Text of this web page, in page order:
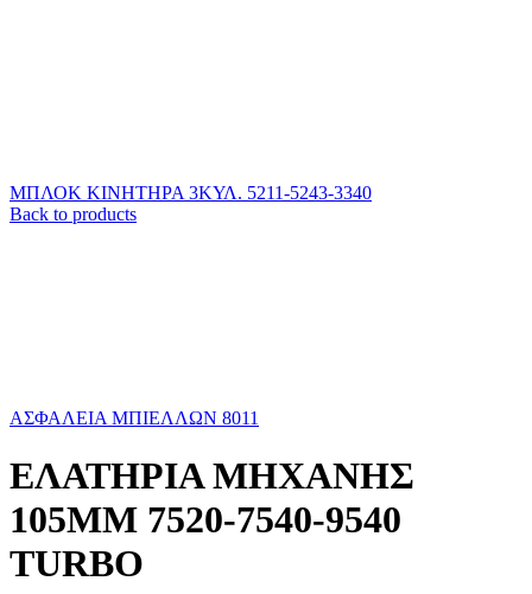
ΜΠΛΟΚ ΚΙΝΗΤΗΡΑ 3ΚΥΛ. 5211-5243-3340
Back to products
ΑΣΦΑΛΕΙΑ ΜΠΙΕΛΛΩΝ 8011
ΕΛΑΤΗΡΙΑ ΜΗΧΑΝΗΣ
105ΜΜ 7520-7540-9540
TURBO